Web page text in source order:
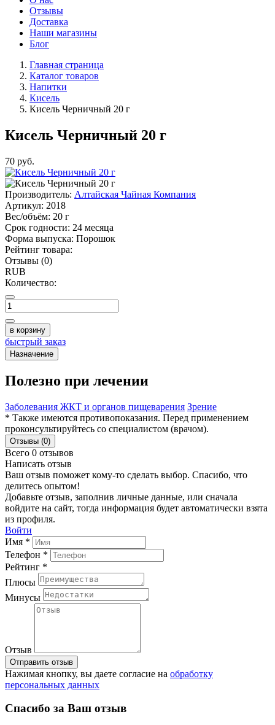
Отзывы
Доставка
Наши магазины
Блог
Главная страница
Каталог товаров
Напитки
Кисель
Кисель Черничный 20 г
Кисель Черничный 20 г
70 руб.
Производитель: Алтайская Чайная Компания
Артикул: 2018
Вес/объём: 20 г
Срок годности: 24 месяца
Форма выпуска: Порошок
Рейтинг товара:
Отзывы (0)
RUB
Количество:
в корзину
быстрый заказ
Назначение
Полезно при лечении
Заболевания ЖКТ и органов пищеварения Зрение
* Также имеются противопоказания. Перед применением
проконсультируйтесь со специалистом (врачом).
Отзывы (0)
Всего 0 отзывов
Написать отзыв
Ваш отзыв поможет кому-то сделать выбор. Спасибо, что
делитесь опытом!
Добавьте отзыв, заполнив личные данные, или сначала
войдите на сайт, тогда информация будет автоматически взята
из профиля.
Войти
Имя *
Телефон *
Рейтинг *
Плюсы
Минусы
Отзыв
Отправить отзыв
Нажимая кнопку, вы даете согласие на обработку
персональных данных
Спасибо за Ваш отзыв